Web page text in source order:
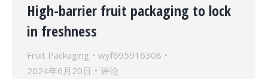
High-barrier fruit packaging to lock
in freshness
Fruit Packaging
wyf695916308
2024年6月20日
评论